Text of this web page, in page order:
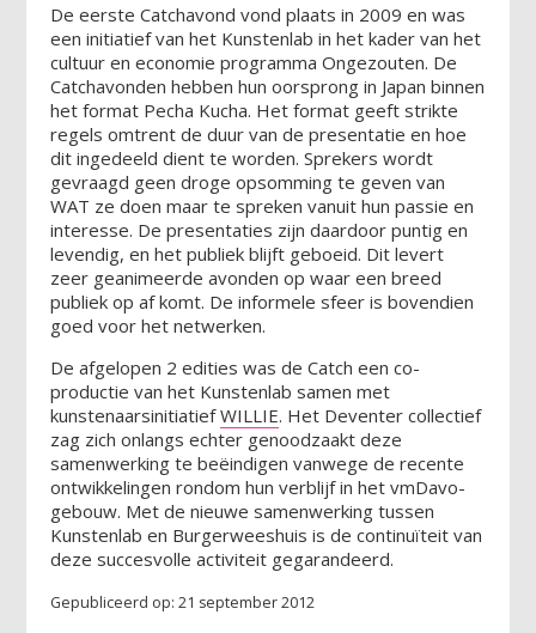
De eerste Catchavond vond plaats in 2009 en was
een initiatief van het Kunstenlab in het kader van het
cultuur en economie programma Ongezouten. De
Catchavonden hebben hun oorsprong in Japan binnen
het format Pecha Kucha. Het format geeft strikte
regels omtrent de duur van de presentatie en hoe
dit ingedeeld dient te worden. Sprekers wordt
gevraagd geen droge opsomming te geven van
WAT ze doen maar te spreken vanuit hun passie en
interesse. De presentaties zijn daardoor puntig en
levendig, en het publiek blijft geboeid. Dit levert
zeer geanimeerde avonden op waar een breed
publiek op af komt. De informele sfeer is bovendien
goed voor het netwerken.
De afgelopen 2 edities was de Catch een co-
productie van het Kunstenlab samen met
kunstenaarsinitiatiefWILLIE. Het Deventer collectief
zag zich onlangs echter genoodzaakt deze
samenwerking te beëindigen vanwege de recente
ontwikkelingen rondom hun verblijf in het vmDavo-
gebouw. Met de nieuwe samenwerking tussen
Kunstenlab en Burgerweeshuis is de continuïteit van
deze succesvolle activiteit gegarandeerd.
Gepubliceerd op: 21 september 2012